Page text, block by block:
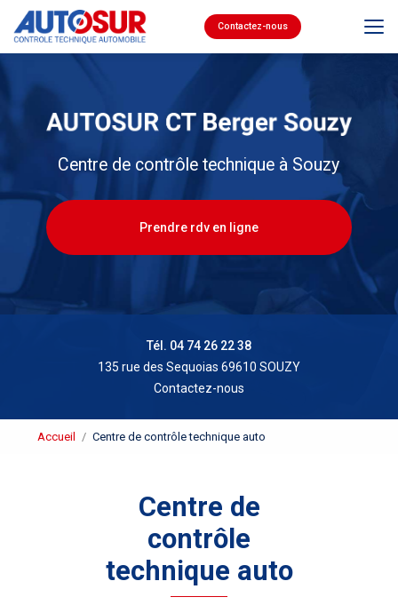
contenu
Contactez-nous
Centre de contrôle technique à Souzy
Prendre rdv en ligne
Tél. 04 74 26 22 38
135 rue des Sequoias 69610 SOUZY
Contactez-nous
Accueil Centre de contrôle technique auto
Centre de
contrôle
technique auto